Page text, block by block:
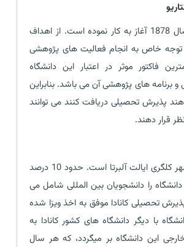
این دانشگاه در سال 1878 آغاز به کار نموده است. از اهداف
توجه خاص به انجام فعالیت های پژوهشی
فاکتور موثر در اعتبار این دانشگاه
برنامه های پژوهشی آن می باشد. بنابراین
پذیرش تحصیلی دریافت کنند می توانند
قرار دهند.
این دانشگاه در شهر کلگری ایالت آلبرتا است. حدود 10 درصد
را دانشجویان بین المللی شامل می
تحصیلی کانادا موفق به اخذ ویزا شده
با دیگر دانشگاه های کشور کانادا به
این دانشگاه بر میگردد، که هر سال